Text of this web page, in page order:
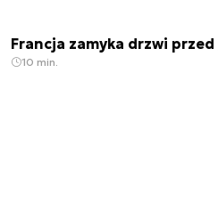
Francja zamyka drzwi przed
10 min.